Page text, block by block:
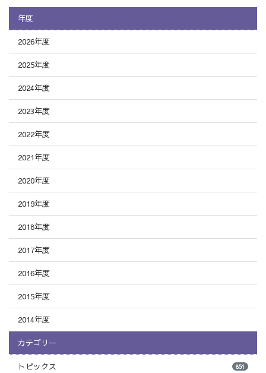
年度
2026年度
2025年度
2024年度
2023年度
2022年度
2021年度
2020年度
2019年度
2018年度
2017年度
2016年度
2015年度
2014年度
カテゴリー
トピックス 851